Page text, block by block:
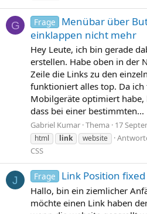
G Frage
Menübar über
einklappen nicht mehr
Hey Leute, ich bin gerade
erstellen. Habe oben in der
Zeile die Links zu den
funktioniert alles top. Da
Mobilgeräte optimiert
dass bei einer bestimmten...
Gabriel Kumar Thema 17
html
link website
CSS
J Frage Link Position
Hallo, bin ein ziemlicher
möchte einen Link haben